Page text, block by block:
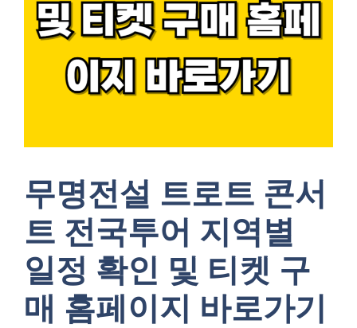
무명전설 트로트 콘서
트 전국투어 지역별
일정 확인 및 티켓 구
매 홈페이지 바로가기